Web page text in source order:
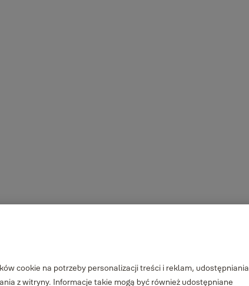
cookie na potrzeby personalizacji treści i reklam, udostępniania
z witryny. Informacje takie mogą być również udostępniane